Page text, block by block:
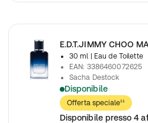
E.D.T.JIMMY CHOO
30 ml
| Eau de Toilette
EAN: 3386460072625
Sacha Destock
Disponibile
Jimmy Choo Uomo Blu
Offerta speciale¹¹
Disponibile presso 4